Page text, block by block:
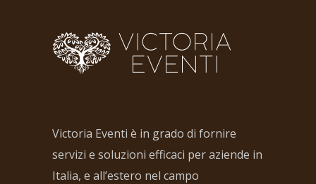
Victoria Eventi è in grado di fornire
servizi e soluzioni efficaci per aziende in
Italia, e all’estero nel campo